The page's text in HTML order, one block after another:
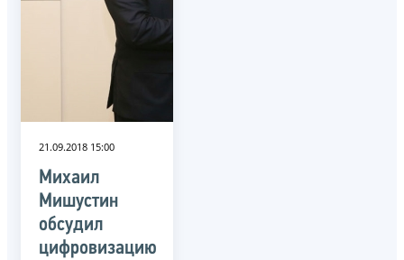
21.09.2018 15:00
Михаил
Мишустин
обсудил
цифровизацию